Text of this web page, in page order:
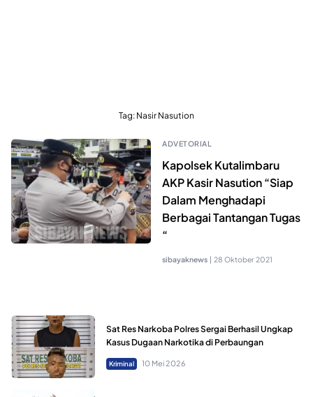
Tag: Nasir Nasution
ADVETORIAL
Kapolsek Kutalimbaru
AKP Kasir Nasution “Siap
Dalam Menghadapi
Berbagai Tantangan Tugas
“
sibayaknews | 28 Oktober 2021
Sat Res Narkoba Polres Sergai Berhasil Ungkap
Kasus Dugaan Narkotika di Perbaungan
Kriminal 10 Mei 2026